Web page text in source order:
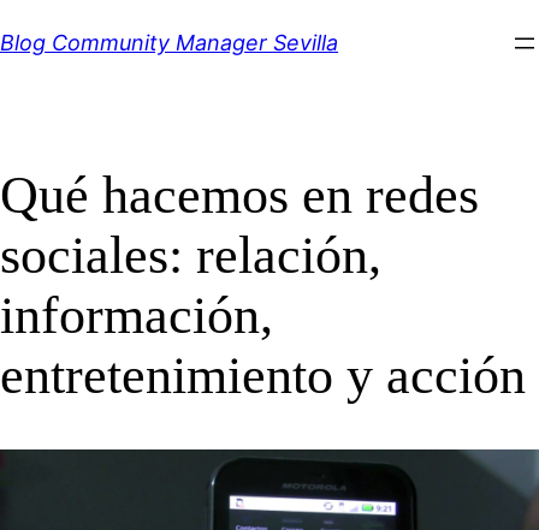
al
Blog Community Manager Sevilla
Qué hacemos en redes
sociales: relación,
información,
entretenimiento y acción